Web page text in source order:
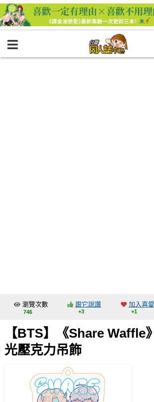
BOOKY書集倉庫
交流中心
攤位轉讓區
會員功能選單
註冊會員
登入
瀏覽次數
746
跟它說讚
+3
加入喜愛
+1
【BTS】《Share Waffle
光壓克力吊飾